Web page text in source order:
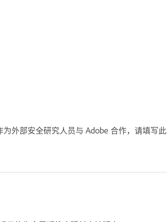
外部安全研究人员与 Adobe 合作，请填写此